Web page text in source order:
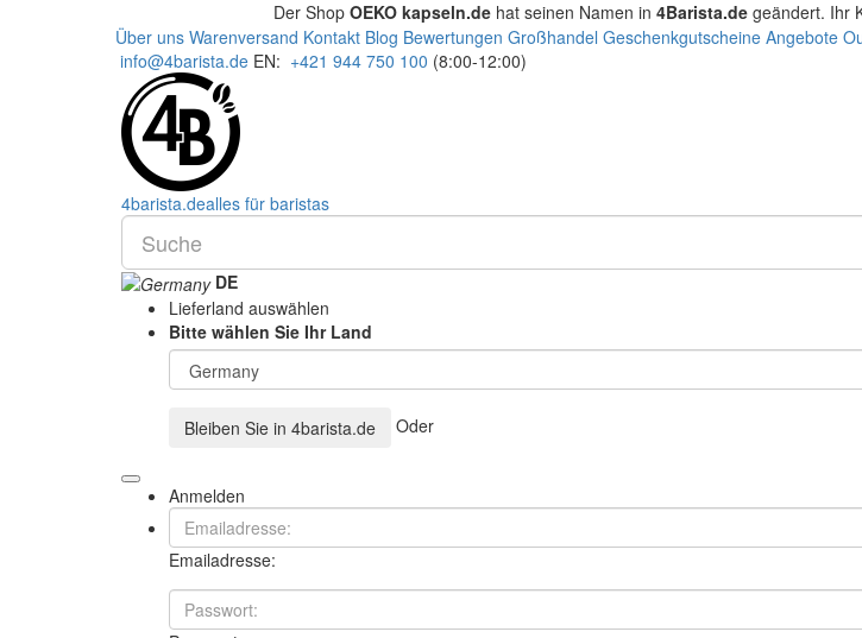
Der Shop OEKO kapseln.dehat seinen Namen in 4Barista.degeändert. Ihr
Über uns Warenversand Kontakt Blog Bewertungen Großhandel Geschenkgutscheine Angebote
info@4barista.de EN: +421 944 750 100 (8:00-12:00)
4barista.dealles für baristas
DE
Lieferland auswählen
Bitte wählen Sie Ihr Land
Bleiben Sie in 4barista.de Oder
Anmelden
Emailadresse: